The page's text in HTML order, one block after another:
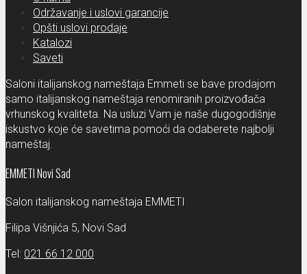
Održavanje i uslovi garancije
Opšti uslovi prodaje
Katalozi
Saveti
Saloni italijanskog nameštaja Emmeti se bave prodajom
samo italijanskog nameštaja renomiranih proizvođača
vrhunskog kvaliteta. Na usluzi Vam je naše dugogodišnje
iskustvo koje će savetima pomoći da odaberete najbolji
nameštaj.
EMMETI Novi Sad
Salon italijanskog nameštaja EMMETI
Filipa Višnjića 5, Novi Sad
Tel: 021 66 12 000